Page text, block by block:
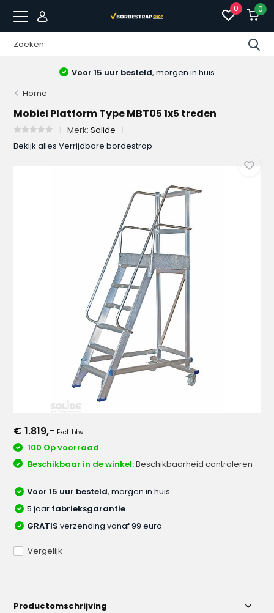
0 0
Voor 15 uur besteld, morgen in huis
Home
Mobiel Platform Type MBT05 1x5 treden
Merk:Solide
Bekijk alles Verrijdbare bordestrap
€ 1.819,- Excl. btw
100 Op voorraad
Beschikbaar in de winkel:Beschikbaarheid controleren
Voor 15 uur besteld, morgen in huis
5 jaar fabrieksgarantie
GRATIS verzending vanaf 99 euro
Vergelijk
Productomschrijving